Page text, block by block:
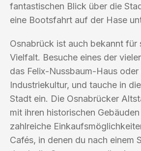
fantastischen Blick über die
eine Bootsfahrt auf der Hase
Osnabrück ist auch bekannt für
Vielfalt. Besuche eines der
das Felix-Nussbaum-Haus oder
Industriekultur, und tauche in
Stadt ein. Die Osnabrücker
mit ihren historischen
zahlreiche
Cafés, in denen du nach einem